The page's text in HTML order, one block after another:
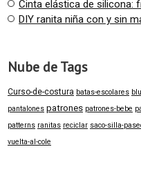
Cinta elástica de silicona:
DIY ranita niña con y sin
Nube de Tags
Curso-de-costura batas-escolares
pantalones patrones patrones-bebe
patterns ranitas reciclar saco-silla-
vuelta-al-cole